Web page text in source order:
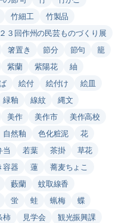
竹細工
竹製品
３回作州の民芸ものづくり展
箸置き 節分 節句
籠
紫蘭 紫陽花
紬
絵付 絵付け
絵皿
緑釉 線紋
縄文
美作 美作市
美作高校
自然釉 色化粧泥
花
当 若葉 茶掛
草花
容器 蓮
蕎麦ちょこ
藪蘭
蚊取線香
蛍 蛙 蝋梅
蝶
柿 見学会
観光振興課